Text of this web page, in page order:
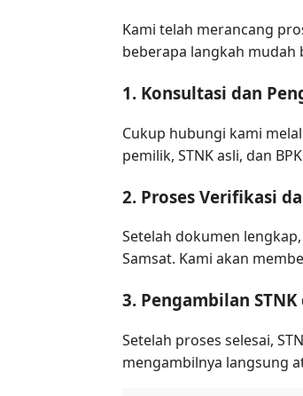
Kami telah merancang
beberapa langkah mudah
1. Konsultasi dan
Cukup hubungi kami
pemilik, STNK asli, dan
2. Proses Verifikasi
Setelah dokumen
Samsat. Kami akan
3. Pengambilan
Setelah proses selesai,
mengambilnya langsung